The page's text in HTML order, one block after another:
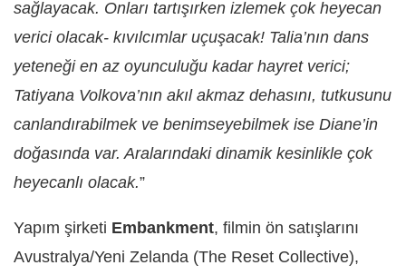
sağlayacak. Onları tartışırken izlemek çok heyecan
verici olacak- kıvılcımlar uçuşacak! Talia’nın dans
yeteneği en az oyunculuğu kadar hayret verici;
Tatiyana Volkova’nın akıl akmaz dehasını, tutkusunu
canlandırabilmek ve benimseyebilmek ise Diane’in
doğasında var. Aralarındaki dinamik kesinlikle çok
heyecanlı olacak.”
Yapım şirketi Embankment, filmin ön satışlarını
Avustralya/Yeni Zelanda (The Reset Collective),